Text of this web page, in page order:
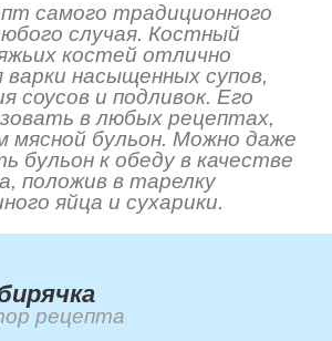
самого традиционного
случая. Костный
костей отлично
насыщенных супов,
соусов и подливок. Его
в любых рецептах,
мясной бульон. Можно даже
бульон к обеду в качестве
положив в тарелку
яйца и сухарики.
рецепта